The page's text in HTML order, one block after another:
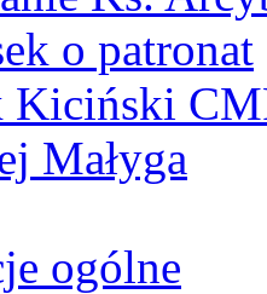
o patronat
Kiciński
Małyga
ogólne